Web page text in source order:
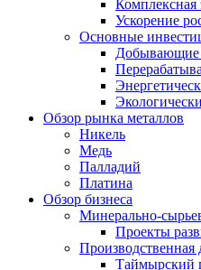
Комплексная
Ускорение
Основные
Добывающие
Обзор рынка металлов
Никель
Медь
Палладий
Платина
Обзор бизнеса
Минерально-
Проекты
Производственная
Таймырский